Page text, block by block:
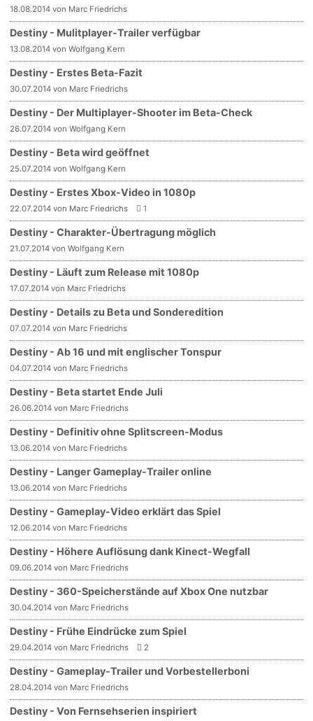
18.08.2014 von Marc Friedrichs
Destiny - Mulitplayer-Trailer verfügbar
13.08.2014 von Wolfgang Kern
Destiny - Erstes Beta-Fazit
30.07.2014 von Marc Friedrichs
Destiny - Der Multiplayer-Shooter im Beta-Check
26.07.2014 von Wolfgang Kern
Destiny - Beta wird geöffnet
25.07.2014 von Wolfgang Kern
Destiny - Erstes Xbox-Video in 1080p
22.07.2014 von Marc Friedrichs 1
Destiny - Charakter-Übertragung möglich
21.07.2014 von Wolfgang Kern
Destiny - Läuft zum Release mit 1080p
17.07.2014 von Marc Friedrichs
Destiny - Details zu Beta und Sonderedition
07.07.2014 von Marc Friedrichs
Destiny - Ab 16 und mit englischer Tonspur
04.07.2014 von Marc Friedrichs
Destiny - Beta startet Ende Juli
26.06.2014 von Marc Friedrichs
Destiny - Definitiv ohne Splitscreen-Modus
13.06.2014 von Marc Friedrichs
Destiny - Langer Gameplay-Trailer online
13.06.2014 von Marc Friedrichs
Destiny - Gameplay-Video erklärt das Spiel
12.06.2014 von Marc Friedrichs
Destiny - Höhere Auflösung dank Kinect-Wegfall
09.06.2014 von Marc Friedrichs
Destiny - 360-Speicherstände auf Xbox One nutzbar
30.04.2014 von Marc Friedrichs
Destiny - Frühe Eindrücke zum Spiel
29.04.2014 von Marc Friedrichs 2
Destiny - Gameplay-Trailer und Vorbestellerboni
28.04.2014 von Marc Friedrichs
Destiny - Von Fernsehserien inspiriert